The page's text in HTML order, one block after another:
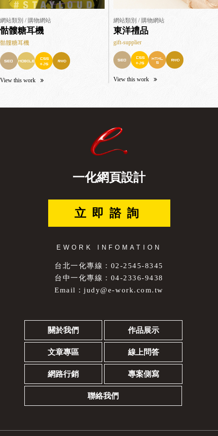
網站類別 / 購物網站
骷髏糖耳機
骷髏糖耳機
View this work
網站類別 / 購物網站
東洋禮品
gift-supplier
View this work
一化網頁設計
立即諮詢
EWORK INFOMATION
台北一化專線：02-2545-8345
台中一化專線：04-2336-9438
Email：judy@e-work.com.tw
關於我們 作品展示
文章專區 線上問答
網路行銷 專案側寫
聯絡我們